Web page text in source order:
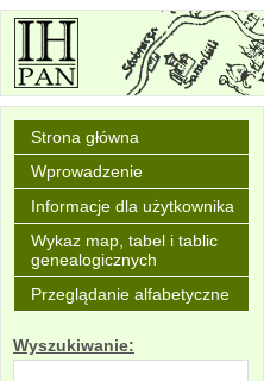
Strona główna
Wprowadzenie
Informacje dla użytkownika
Wykaz map, tabel i tablic
genealogicznych
Przeglądanie alfabetyczne
Wyszukiwanie: